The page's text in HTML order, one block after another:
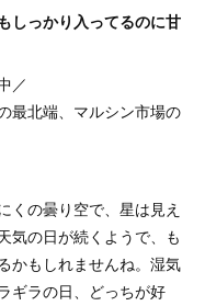
しっかり入ってるのに甘
／
最北端、マルシン市場の
くの曇り空で、星は見え
気の日が続くようで、も
かもしれませんね。湿気
ギラの日、どっちが好